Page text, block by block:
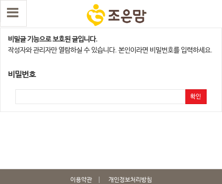
천안,아산지점
비밀글 기능으로 보호된 글입니다.
작성자와 관리자만 열람하실 수 있습니다. 본인이라면 비밀번호를 입력하세요.
비밀번호
확인
이용약관 개인정보처리방침